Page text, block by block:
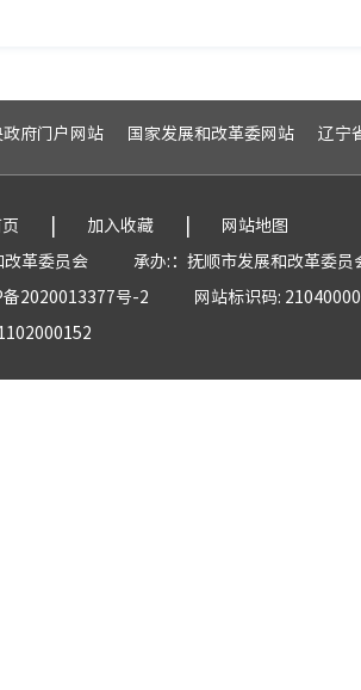
政府门户网站 国家发展和改革委网站 辽宁
| 加入收藏 |
网站地图
革委员会
承办:：抚顺市发展和改革委员
2020013377号-2
网站标识码: